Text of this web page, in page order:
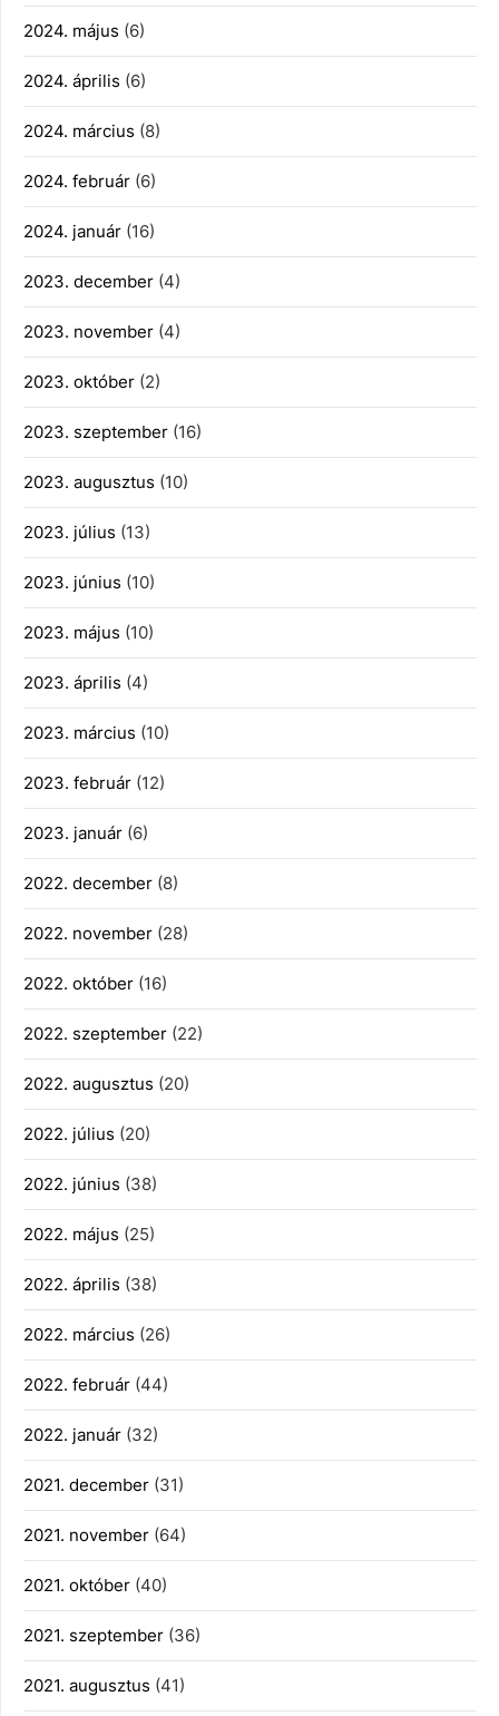
2024. május (6)
2024. április (6)
2024. március (8)
2024. február (6)
2024. január (16)
2023. december (4)
2023. november (4)
2023. október (2)
2023. szeptember (16)
2023. augusztus (10)
2023. július (13)
2023. június (10)
2023. május (10)
2023. április (4)
2023. március (10)
2023. február (12)
2023. január (6)
2022. december (8)
2022. november (28)
2022. október (16)
2022. szeptember (22)
2022. augusztus (20)
2022. július (20)
2022. június (38)
2022. május (25)
2022. április (38)
2022. március (26)
2022. február (44)
2022. január (32)
2021. december (31)
2021. november (64)
2021. október (40)
2021. szeptember (36)
2021. augusztus (41)